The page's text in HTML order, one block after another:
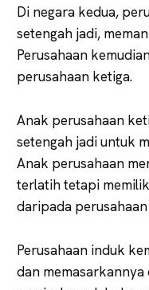
Di negara kedua,
setengah jadi,
Perusahaan
perusahaan ketiga.
Anak perusahaan
setengah jadi untuk
Anak perusahaan
terlatih tetapi
daripada
Perusahaan induk
dan memasarkannya